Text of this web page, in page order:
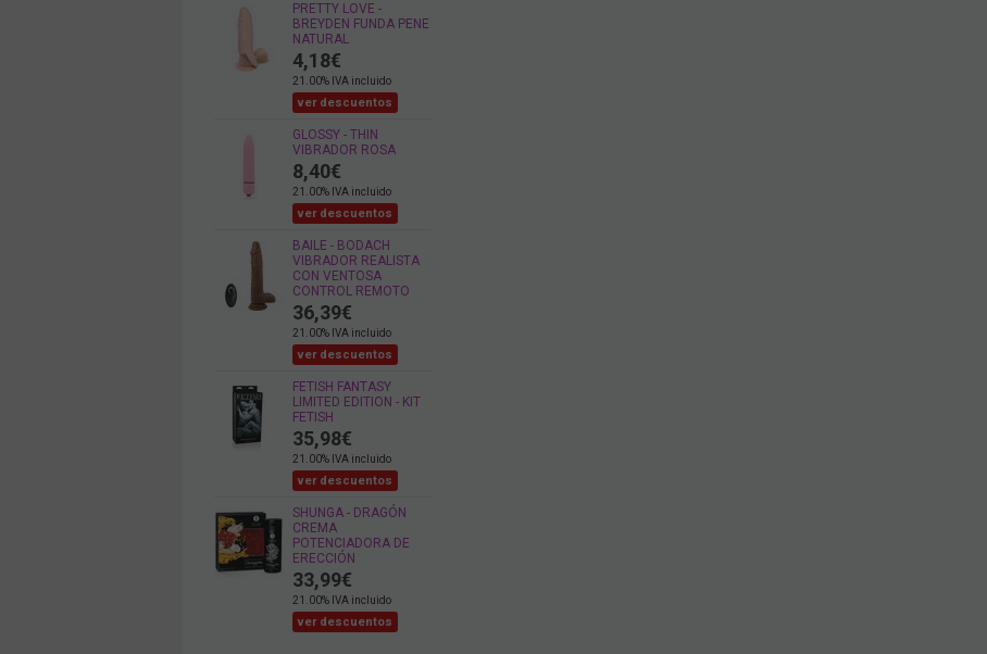
PRETTY LOVE -
BREYDEN FUNDA PENE
NATURAL
4,18€
21.00% IVA incluido
ver descuentos
GLOSSY - THIN
VIBRADOR ROSA
8,40€
21.00% IVA incluido
ver descuentos
BAILE - BODACH
VIBRADOR REALISTA
CON VENTOSA
CONTROL REMOTO
36,39€
21.00% IVA incluido
ver descuentos
FETISH FANTASY
LIMITED EDITION - KIT
FETISH
35,98€
21.00% IVA incluido
ver descuentos
SHUNGA - DRAGÓN
CREMA
POTENCIADORA DE
ERECCIÓN
33,99€
21.00% IVA incluido
ver descuentos